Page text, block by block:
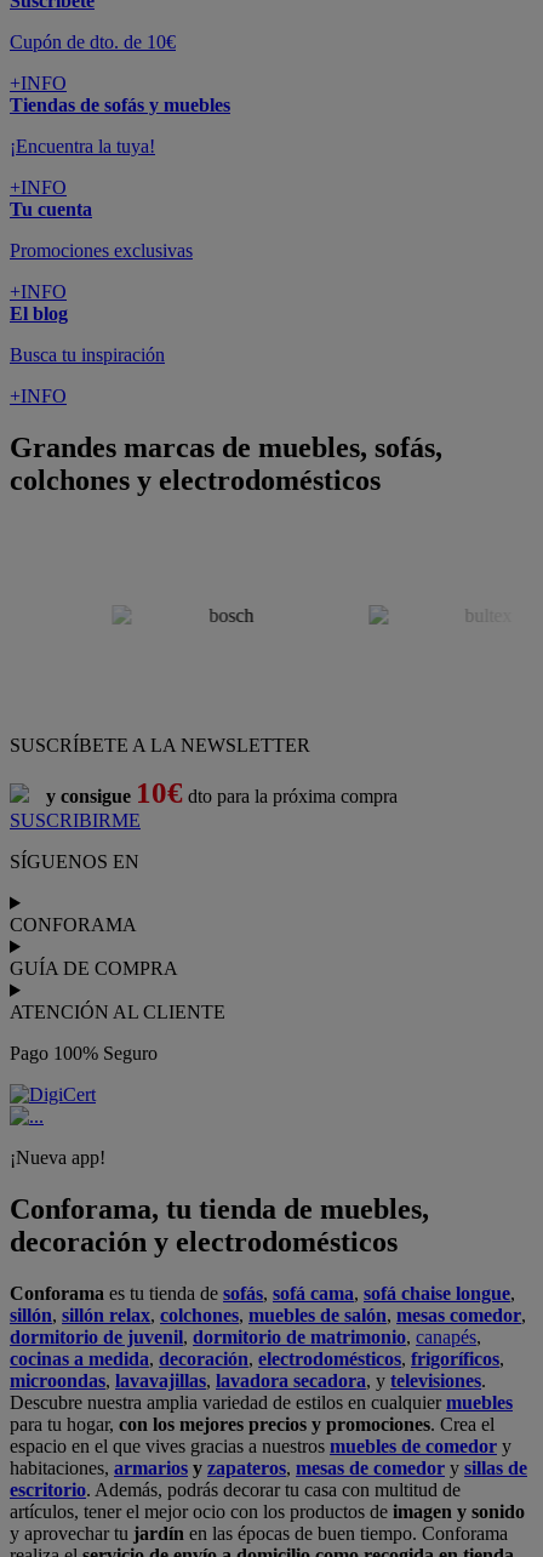
Cupón de dto. de 10€
+INFO
Tiendas de sofás y muebles
¡Encuentra la tuya!
+INFO
Tu cuenta
Promociones exclusivas
+INFO
El blog
Busca tu inspiración
+INFO
Grandes marcas de muebles, sofás,
colchones y electrodomésticos
SUSCRÍBETE A LA NEWSLETTER
y consigue 10€ dto para la próxima compra
SUSCRIBIRME
SÍGUENOS EN
CONFORAMA
GUÍA DE COMPRA
ATENCIÓN AL CLIENTE
Pago 100% Seguro
¡Nueva app!
Conforama, tu tienda de muebles,
decoración y electrodomésticos
Conforama es tu tienda de sofás, sofá cama, sofá chaise longue,
sillón, sillón relax, colchones, muebles de salón, mesas comedor,
dormitorio de juvenil, dormitorio de matrimonio, canapés,
cocinas a medida, decoración, electrodomésticos, frigoríficos,
microondas, lavavajillas, lavadora secadora, y televisiones.
Descubre nuestra amplia variedad de estilos en cualquiermuebles
para tu hogar, con los mejores precios y promociones. Crea el
espacio en el que vives gracias a nuestros muebles de comedor y
habitaciones, armarios y zapateros, mesas de comedor y sillas de
escritorio. Además, podrás decorar tu casa con multitud de
artículos, tener el mejor ocio con los productos de imagen y sonido
y aprovechar tu jardín en las épocas de buen tiempo. Conforama